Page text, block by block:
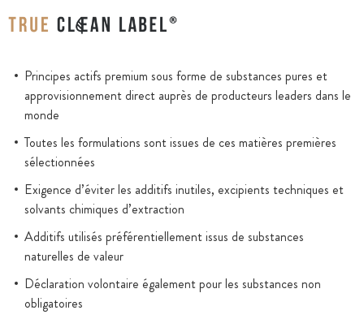
Principes actifs premium sous forme de substances pures et
approvisionnement direct auprès de producteurs leaders dans le
monde
Toutes les formulations sont issues de ces matières premières
sélectionnées
Exigence d’éviter les additifs inutiles, excipients techniques et
solvants chimiques d’extraction
Additifs utilisés préférentiellement issus de substances
naturelles de valeur
Déclaration volontaire également pour les substances non
obligatoires